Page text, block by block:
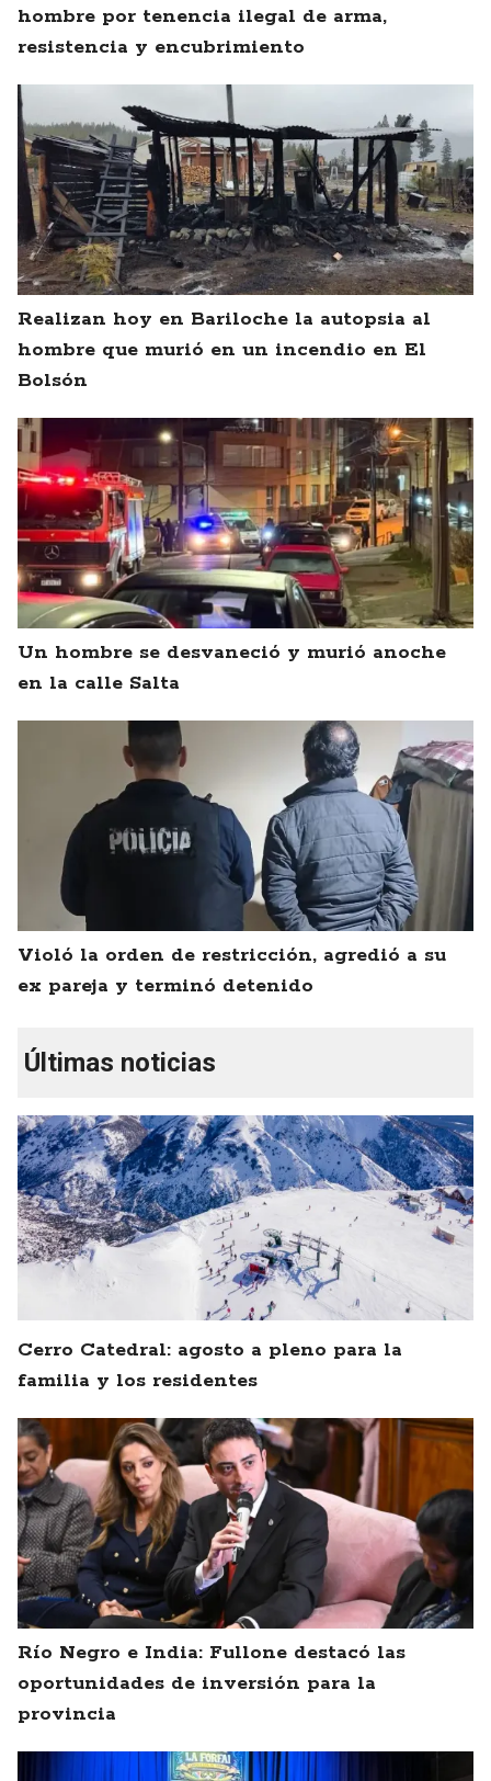
hombre por tenencia ilegal de arma,
resistencia y encubrimiento
Realizan hoy en Bariloche la autopsia al
hombre que murió en un incendio en El
Bolsón
Un hombre se desvaneció y murió anoche
en la calle Salta
Violó la orden de restricción, agredió a su
ex pareja y terminó detenido
Últimas noticias
Cerro Catedral: agosto a pleno para la
familia y los residentes
Río Negro e India: Fullone destacó las
oportunidades de inversión para la
provincia